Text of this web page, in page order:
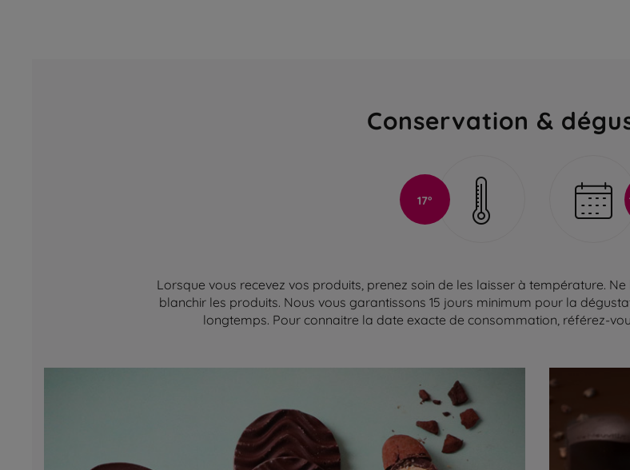
Conservation &
17°
Lorsque vous recevez vos produits, prenez soin de les laisser à température.
blanchir les produits. Nous vous garantissons 15 jours minimum pour la
longtemps. Pour connaitre la date exacte de consommation, référez-